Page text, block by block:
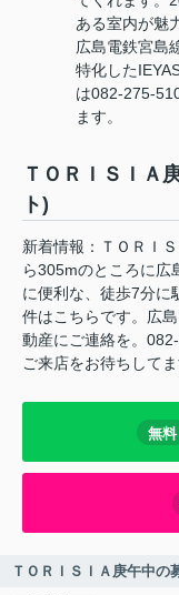
ある室内が魅
広島電鉄宮島
特化した
は082-275-
ます。
ＴＯＲＩＳＩＡ
ト)
新着情報：ＴＯＲＩ
ら305mのところに広
に便利な、徒歩7分に
件はこちらです。広
動産にご連絡を。
ご来店をお待ちしてま
無料
ＴＯＲＩＳＩＡ庚午中の